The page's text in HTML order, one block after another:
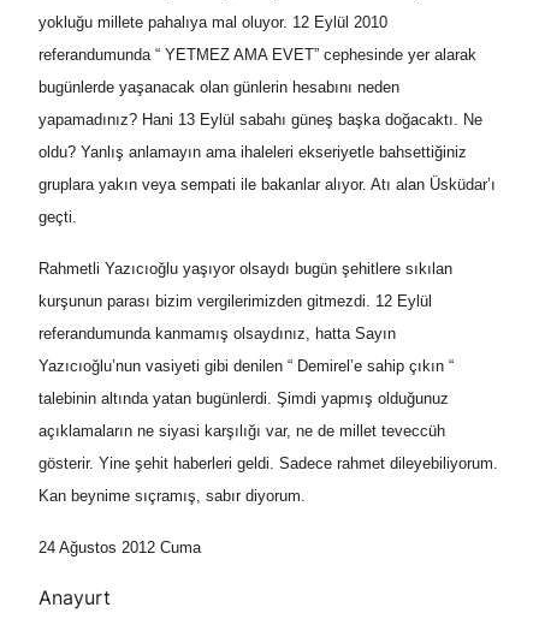
yokluğu millete pahalıya mal oluyor. 12 Eylül 2010
referandumunda “ YETMEZ AMA EVET” cephesinde yer alarak
bugünlerde yaşanacak olan günlerin hesabını neden
yapamadınız? Hani 13 Eylül sabahı güneş başka doğacaktı. Ne
oldu? Yanlış anlamayın ama ihaleleri ekseriyetle bahsettiğiniz
gruplara yakın veya sempati ile bakanlar alıyor. Atı alan Üsküdar’ı
geçti.
Rahmetli Yazıcıoğlu yaşıyor olsaydı bugün şehitlere sıkılan
kurşunun parası bizim vergilerimizden gitmezdi. 12 Eylül
referandumunda kanmamış olsaydınız, hatta Sayın
Yazıcıoğlu’nun vasiyeti gibi denilen “ Demirel’e sahip çıkın “
talebinin altında yatan bugünlerdi. Şimdi yapmış olduğunuz
açıklamaların ne siyasi karşılığı var, ne de millet teveccüh
gösterir. Yine şehit haberleri geldi. Sadece rahmet dileyebiliyorum.
Kan beynime sıçramış, sabır diyorum.
24 Ağustos 2012 Cuma
Anayurt